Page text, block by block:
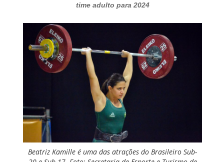
time adulto para 2024
Beatriz Kamille é uma das atrações do Brasileiro Sub-